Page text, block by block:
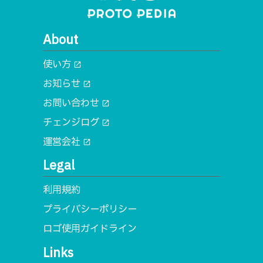
About
使い方 open_in_new
お知らせ open_in_new
お問い合わせ open_in_new
チェンジログ open_in_new
運営会社 open_in_new
Legal
利用規約
プライバシーポリシー
ロゴ使用ガイドライン
Links